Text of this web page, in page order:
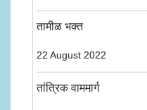
तामीळ भक्त
22 August 2022
तांत्रिक वाममार्ग